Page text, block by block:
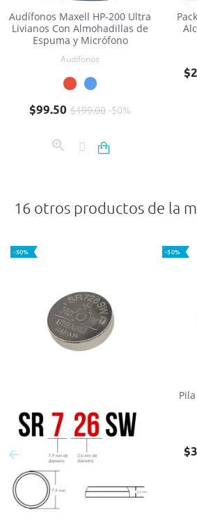
Audífonos Maxell HP-200 Ultra
Livianos Con Almohadillas de
Espuma y Micrófono
Audifonos
Precio base$199.00 -50%
Precio
$99.50
16 otros productos de la
-50% -50%